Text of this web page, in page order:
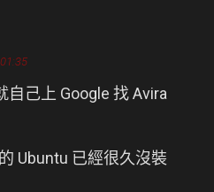
自己上 Google 找 Avira
Ubuntu 已經很久沒裝